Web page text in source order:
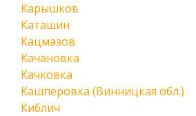
Карышков
Каташин
Кацмазов
Качановка
Качковка
Кашперовка (Винницкая обл.)
Киблич